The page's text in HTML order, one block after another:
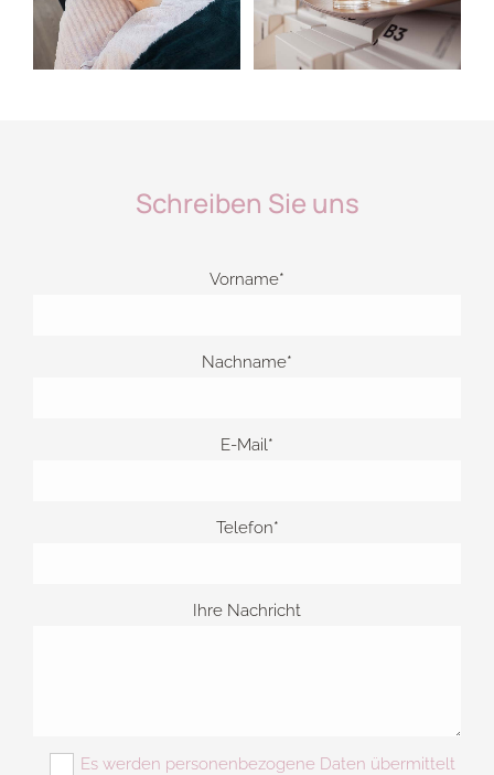
Schreiben Sie uns
Vorname*
Nachname*
E-Mail*
Telefon*
Ihre Nachricht
Es werden personenbezogene Daten übermittelt